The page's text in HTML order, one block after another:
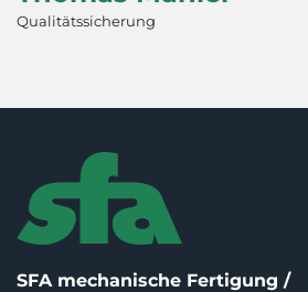
Qualitätssicherung
SFA mechanische Fertigung /